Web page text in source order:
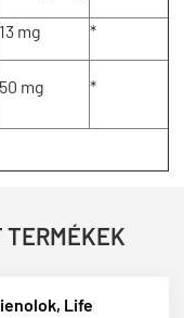
13 mg *
50 mg *
Life